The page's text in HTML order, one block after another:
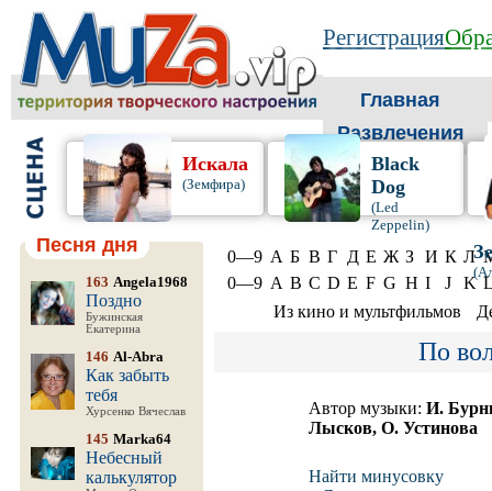
Регистрация
Главная
Развлечения
Искала
(Земфира)
Black
Dog
(Led
Zeppelin)
Песня дня
163 Angela1968
Поздно
Бужинская
Екатерина
146 Al-Abra
Как забыть
тебя
Хурсенко Вячеслав
145 Marka64
Небесный
калькулятор
0—9 А Б В Г Д Е Ж З И К Л
0—9 A B C D E F G H I J K
Из кино и мультфильмов
По
Автор музыки: И.
Лысков, О. Устинова
Найти минусовку